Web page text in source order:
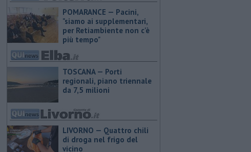
POMARANCE — Pacini,
"siamo ai supplementari,
per Retiambiente non c'è
più tempo"
TOSCANA — Porti
regionali, piano triennale
da 7,5 milioni
LIVORNO — Quattro chili
di droga nel frigo del
vicino